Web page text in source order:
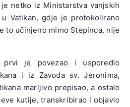
netko iz Ministarstva vanjskih
Vatikan, gdje je protokolirano
to učinjeno mimo Stepinca, nije
je povezao i usporedio
i iz Zavoda sv. Jeronima,
marljivo prepisao, a ostalo
kutije, transkribirao i objavio